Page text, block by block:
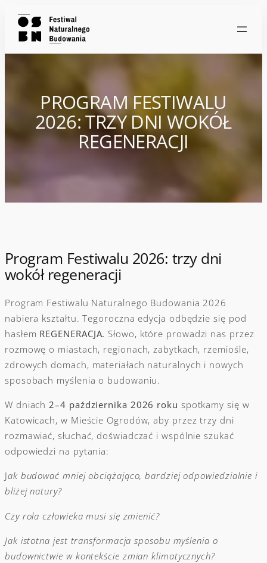
PROGRAM FESTIWALU
2026: TRZY DNI WOKÓŁ
REGENERACJI
Program Festiwalu 2026: trzy dni
wokół regeneracji
Program Festiwalu Naturalnego Budowania 2026
nabiera kształtu. Tegoroczna edycja odbędzie się pod
hasłem REGENERACJA. Słowo, które prowadzi nas przez
rozmowę o miastach, regionach, zabytkach, rzemiośle,
zdrowych domach, materiałach naturalnych i nowych
sposobach myślenia o budowaniu.
W dniach2–4 października 2026 roku spotkamy się w
Katowicach, w Mieście Ogrodów, aby przez trzy dni
rozmawiać, słuchać, doświadczać i wspólnie szukać
odpowiedzi na pytania:
Jak budować mniej obciążająco, bardziej odpowiedzialnie i
bliżej natury?
Czy rola człowieka musi się zmienić?
Jak istotna jest transformacja sposobu myślenia o
budownictwie w kontekście zmian klimatycznych?